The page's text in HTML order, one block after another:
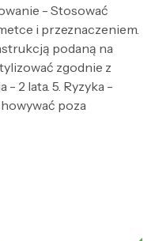
- Stosować
i przeznaczeniem.
podaną na
zgodnie z
- 2 lata. 5. Ryzyka -
poza